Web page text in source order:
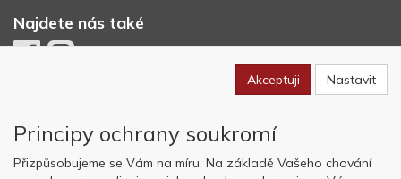
Najdete nás také
Akceptuji Nastavit
Principy ochrany soukromí
Přizpůsobujeme se Vám na míru. Na základě Vašeho chování